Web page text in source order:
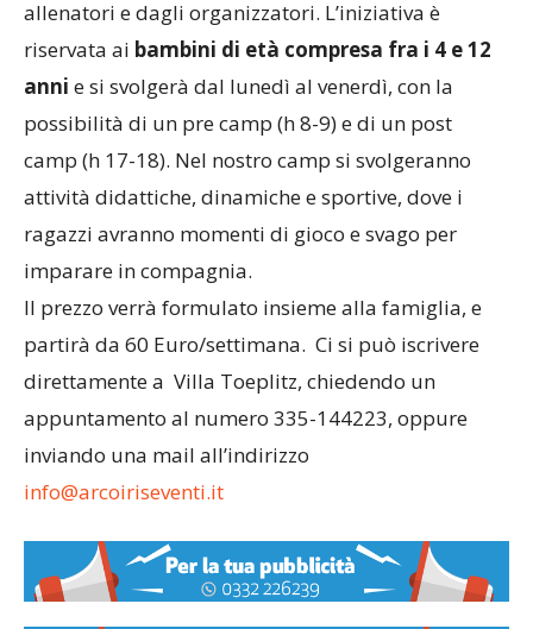
allenatori e dagli organizzatori. L’iniziativa è
riservata ai bambini di età compresa fra i 4 e 12
anni e si svolgerà dal lunedì al venerdì, con la
possibilità di un pre camp (h 8-9) e di un post
camp (h 17-18). Nel nostro camp si svolgeranno
attività didattiche, dinamiche e sportive, dove i
ragazzi avranno momenti di gioco e svago per
imparare in compagnia.
Il prezzo verrà formulato insieme alla famiglia, e
partirà da 60 Euro/settimana. Ci si può iscrivere
direttamente a Villa Toeplitz, chiedendo un
appuntamento al numero 335-144223, oppure
inviando una mail all’indirizzo
info@arcoiriseventi.it